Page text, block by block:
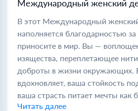
Международный женский
В этот Международный
наполняется благодарностью
приносите в мир. Вы —
изящества, переплетающее
доброты в жизни окружающих.
вдохновляет, ваша стойкость
ваша страсть питает мечты как
Читать далее